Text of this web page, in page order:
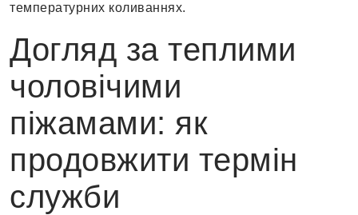
температурних коливаннях.
Догляд за теплими
чоловічими
піжамами: як
продовжити термін
служби